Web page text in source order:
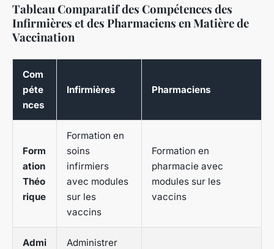
Tableau Comparatif des Compétences des
Infirmières et des Pharmaciens en Matière de
Vaccination
Com
péte
nces
Infirmières Pharmaciens
Form
ation
Théo
rique
Formation en
soins
infirmiers
avec modules
sur les
vaccins
Formation en
pharmacie avec
modules sur les
vaccins
Admi
Administrer